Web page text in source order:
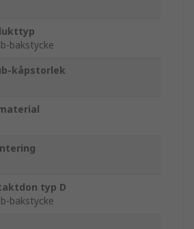
bakstycke
kåpstorlek
typ D
bakstycke